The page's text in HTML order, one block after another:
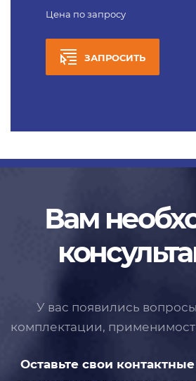
Цена по запросу
ЗАПРОСИТЬ
Вам
У вас появились
комплектации,
Оставьте свои